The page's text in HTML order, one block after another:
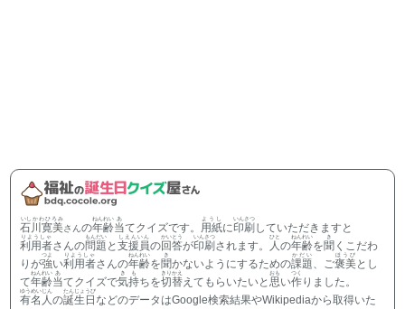
石川寛美
いしかわひろみ
さんの年齢
ねんれい
当
あ
てクイズです。 用紙
ようし
に印刷
いんさつ
していただきますと
利用者
りようしゃ
さんの問題
もんだい
と支援員
しえんいん
の回答
かいとう
が印刷
いんさつ
されます。 人
ひと
の年齢
ねんれい
を聞
き
くこだわ
りが強
つよ
い利用者
りようしゃ
さんの年齢
ねんれい
を聞
き
かないようにするための課題
かだい
、ご褒美
ほうび
とし
て年齢
ねんれい
当
あ
てクイズで気持
きも
ちを切替
きりかえ
えてもらいたいと思
おも
い作
つく
りました。
有名人
ゆうめいじん
の誕生日
たんじょうび
などのデータはGoogle検索結果やWikipediaから取得いた